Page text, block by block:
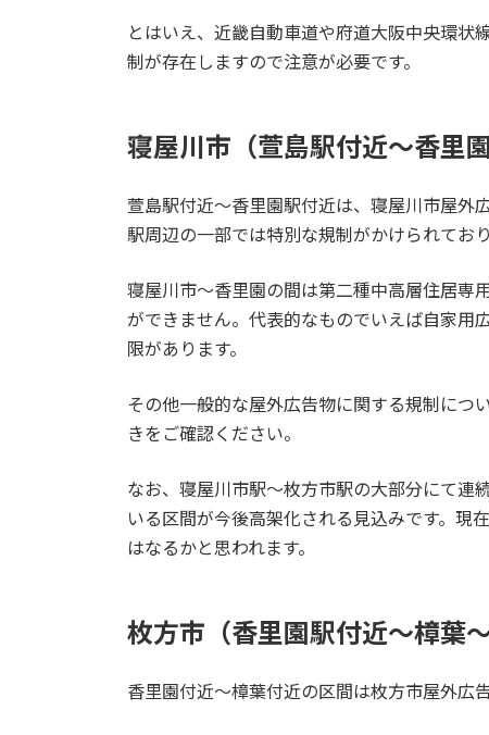
とはいえ、近畿自動車道や府道大阪中央環状
制が存在しますので注意が必要です。
寝屋川市（萱島駅付近～香里園
萱島駅付近～香里園駅付近は、寝屋川市屋外
駅周辺の一部では特別な規制がかけられてお
寝屋川市～香里園の間は第二種中高層住居専
ができません。代表的なものでいえば自家用
限があります。
その他一般的な屋外広告物に関する規制につ
きをご確認ください。
なお、寝屋川市駅～枚方市駅の大部分にて連
いる区間が今後高架化される見込みです。現
はなるかと思われます。
枚方市（香里園駅付近～樟葉
香里園付近～樟葉付近の区間は枚方市屋外広